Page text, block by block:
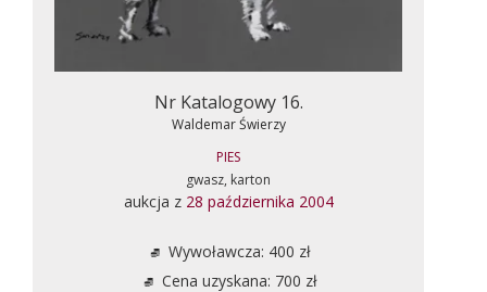
Nr Katalogowy 16.
Waldemar Świerzy
PIES
gwasz, karton
aukcja z 28 października 2004
Wywoławcza: 400 zł
Cena uzyskana: 700 zł